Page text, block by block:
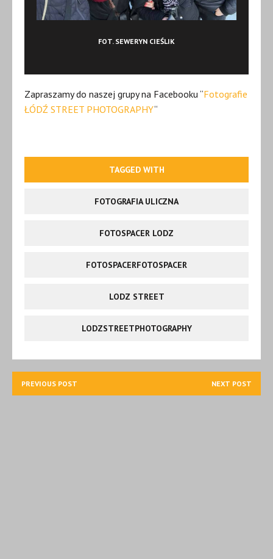
FOT. SEWERYN CIEŚLIK
Zapraszamy do naszej grupy na Facebooku “Fotografie
ŁÓDŹ STREET PHOTOGRAPHY“
TAGGED WITH
FOTOGRAFIA ULICZNA
FOTOSPACER LODZ
FOTOSPACERFOTOSPACER
LODZ STREET
LODZSTREETPHOTOGRAPHY
PREVIOUS POST NEXT POST